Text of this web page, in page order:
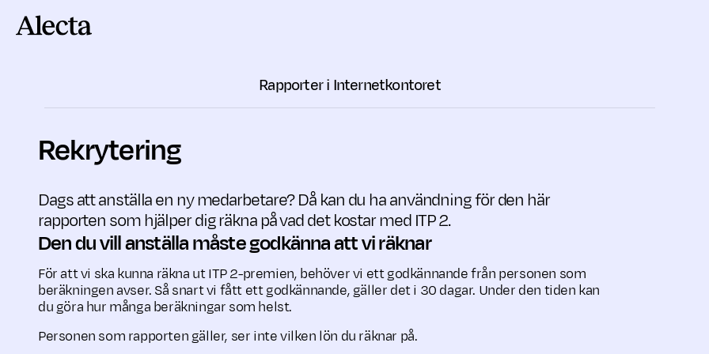
Rapporter i Internetkontoret
Rekrytering
Dags att anställa en ny medarbetare? Då kan du ha användning för den här
rapporten som hjälper dig räkna på vad det kostar med ITP 2.
Den du vill anställa måste godkänna att vi räknar
För att vi ska kunna räkna ut ITP 2-premien, behöver vi ett godkänn­ande från personen som
beräk­ningen avser. Så snart vi fått ett godkännande, gäller det i 30 dagar. Under den tiden kan
du göra hur många beräkningar som helst.
Personen som rapporten gäller, ser inte vilken lön du räknar på.